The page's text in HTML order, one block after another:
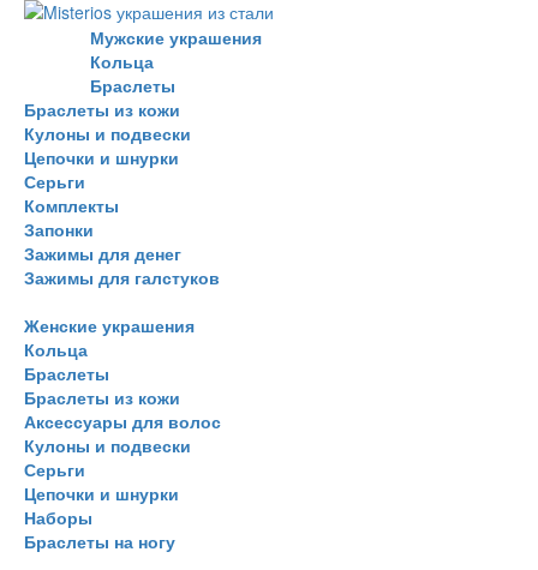
Мужские украшения
Кольца
Браслеты
Браслеты из кожи
Кулоны и подвески
Цепочки и шнурки
Серьги
Комплекты
Запонки
Зажимы для денег
Зажимы для галстуков
Женские украшения
Кольца
Браслеты
Браслеты из кожи
Аксессуары для волос
Кулоны и подвески
Серьги
Цепочки и шнурки
Наборы
Браслеты на ногу